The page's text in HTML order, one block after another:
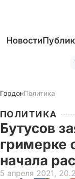
Новости
ГордонПолитика
ПОЛИТИКА
Бутусов
гримерке
начала
5 апреля 2021,